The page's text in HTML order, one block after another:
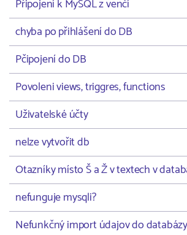
Připojení k MySQL z venčí
chyba po přihlášení do DB
Pčipojení do DB
Povoleni views, triggres, functions
Uživatelské účty
nelze vytvořit db
Otazníky místo Š a Ž v textech v
nefunguje mysqli?
Nefunkčný import údajov do databázy